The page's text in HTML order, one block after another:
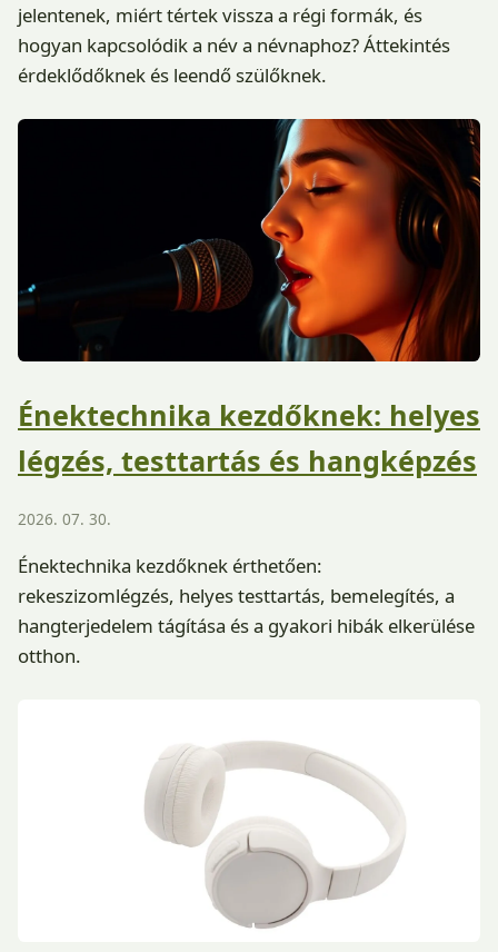
jelentenek, miért tértek vissza a régi formák, és
hogyan kapcsolódik a név a névnaphoz? Áttekintés
érdeklődőknek és leendő szülőknek.
Énektechnika kezdőknek: helyes
légzés, testtartás és hangképzés
2026. 07. 30.
Énektechnika kezdőknek érthetően:
rekeszizomlégzés, helyes testtartás, bemelegítés, a
hangterjedelem tágítása és a gyakori hibák elkerülése
otthon.